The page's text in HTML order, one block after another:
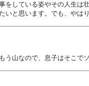
している姿やその人生
と思います。でも、や
山なので、息子はそこ